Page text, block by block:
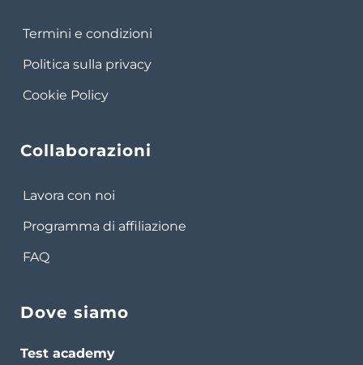
Termini e condizioni
Politica sulla privacy
Cookie Policy
Collaborazioni
Lavora con noi
Programma di affiliazione
FAQ
Dove siamo
Test academy